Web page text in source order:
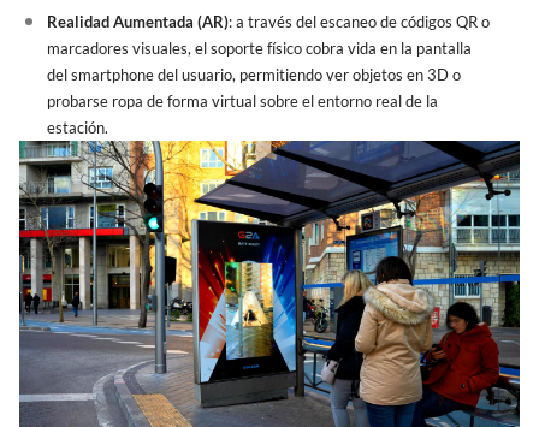
Realidad Aumentada (AR): a través del escaneo de códigos QR o
marcadores visuales, el soporte físico cobra vida en la pantalla
del smartphone del usuario, permitiendo ver objetos en 3D o
probarse ropa de forma virtual sobre el entorno real de la
estación.